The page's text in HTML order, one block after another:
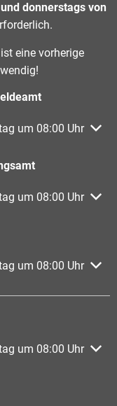
donnerstags von
eine vorherige
um 08:00 Uhr
um 08:00 Uhr
um 08:00 Uhr
um 08:00 Uhr